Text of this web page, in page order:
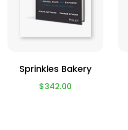
Sprinkles Bakery
$342.00